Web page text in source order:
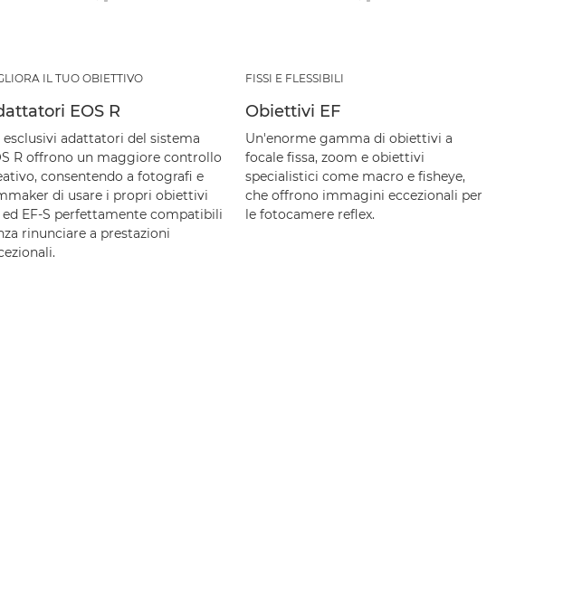
IL TUO OBIETTIVO
EOS R
esclusivi adattatori del sistema
R offrono un maggiore controllo
consentendo a fotografi e
di usare i propri obiettivi
ed EF-S perfettamente compatibili
rinunciare a prestazioni
FISSI E FLESSIBILI
Obiettivi EF
Un'enorme gamma di obiettivi a
focale fissa, zoom e obiettivi
specialistici come macro e fisheye,
che offrono immagini eccezionali per
le fotocamere reflex.